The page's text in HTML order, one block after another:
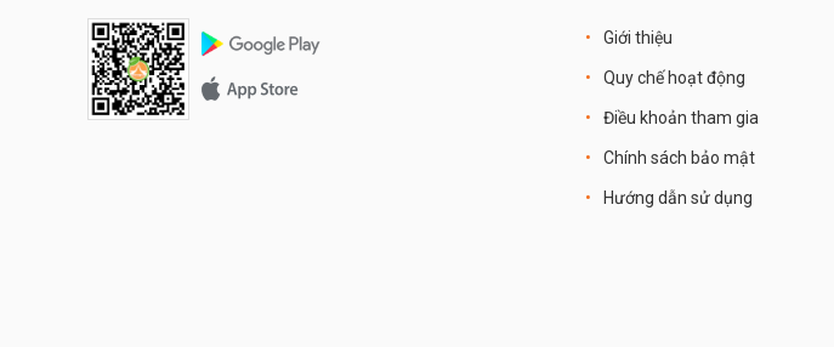
Giới thiệu
Quy chế hoạt động
Điều khoản tham gia
Chính sách bảo mật
Hướng dẫn sử dụng